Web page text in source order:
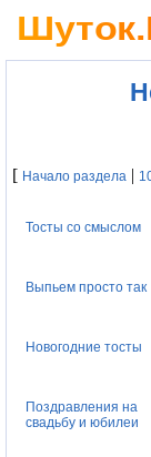
[ Начало раздела |
Тосты со смыслом
Выпьем просто так
Новогодние тосты
Поздравления на
свадьбу и юбилеи